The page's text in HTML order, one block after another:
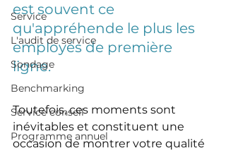
Service
L'audit de service
Sondage
Benchmarking
Service conseil
Programme annuel
est souvent ce
qu'appréhende le plus les
employés de première
ligne.
Toutefois, ces moments sont
inévitables et constituent une
occasion de montrer votre qualité